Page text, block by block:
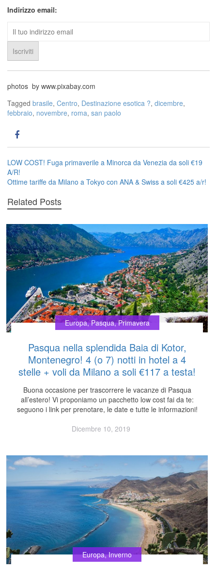
Indirizzo email:
photos by www.pixabay.com
Tagged brasile, Centro, Destinazione esotica ?, dicembre,
febbraio, novembre, roma, san paolo
Navigazione
articoli
LOW COST! Fuga primaverile a Minorca da Venezia da soli €19
A/R!
Ottime tariffe da Milano a Tokyo con ANA & Swiss a soli €425 a/r!
Related Posts
Europa,Pasqua,Primavera
Pasqua nella splendida Baia di Kotor,
Montenegro! 4 (o 7) notti in hotel a 4
stelle + voli da Milano a soli €117 a testa!
Buona occasione per trascorrere le vacanze di Pasqua
all’estero! Vi proponiamo un pacchetto low cost fai da te:
seguono i link per prenotare, le date e tutte le informazioni!
Dicembre 10, 2019
Europa,Inverno